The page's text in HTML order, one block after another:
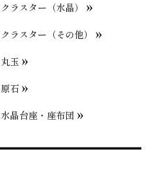
クラスター（水晶）
クラスター（その他）
丸玉
原石
水晶台座・座布団